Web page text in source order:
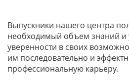
Выпускники нашего центра
необходимый объем знаний и
уверенности в своих
им последовательно и
профессиональную карьеру.